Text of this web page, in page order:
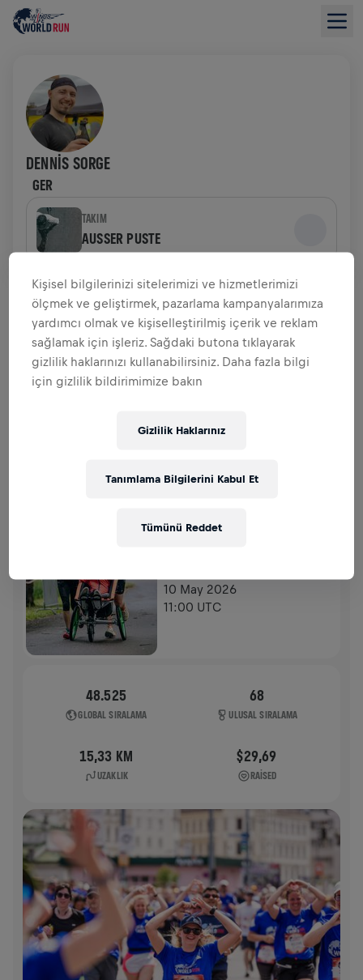
DENNIS SORGE
GER
TAKIM
AUSSER PUSTE
BAĞIŞ TOPLAMAYA GENEL BAKIŞ
$0,00 TOPLANAN BAĞIŞ $28,25 HEDEF
BAĞIŞLAR
10 May 2026
11:00 UTC
48.525
GLOBAL SIRALAMA
68
ULUSAL SIRALAMA
15,33 KM
UZAKLIK
$29,69
RAISED
Kişisel bilgilerinizi sitelerimizi ve hizmetlerimizi
ölçmek ve geliştirmek, pazarlama kampanyalarımıza
yardımcı olmak ve kişiselleştirilmiş içerik ve reklam
sağlamak için işleriz. Sağdaki butona tıklayarak
gizlilik haklarınızı kullanabilirsiniz. Daha fazla bilgi
için gizlilik bildirimimize bakın
Gizlilik Haklarınız
Tümünü Reddet
Tanımlama Bilgilerini Kabul Et